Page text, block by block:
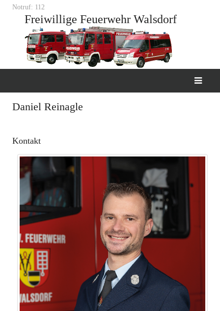
Notruf: 112
Freiwillige Feuerwehr Walsdorf
Daniel Reinagle
Kontakt